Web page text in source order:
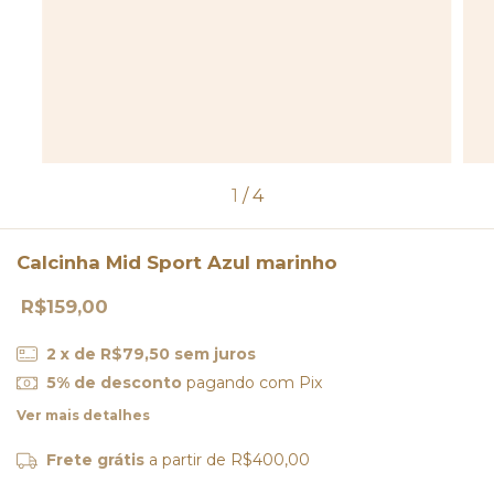
1 /4
Calcinha Mid Sport Azul marinho
R$159,00
2 x de R$79,50 sem juros
5% de desconto pagando com Pix
Ver mais detalhes
Frete grátis a partir de R$400,00